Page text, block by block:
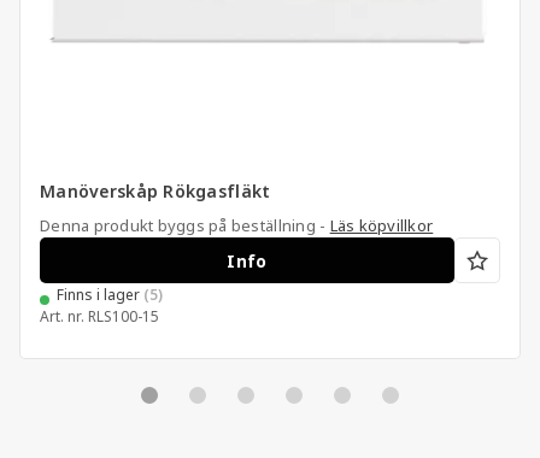
Manöverskåp Rökgasfläkt
Denna produkt byggs på beställning - Läs köpvillkor
Info
Finns i lager (5)
Art. nr. RLS100-15